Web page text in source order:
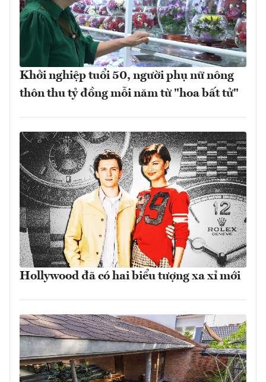
Khởi nghiệp tuổi 50, người phụ nữ nông
thôn thu tỷ đồng mỗi năm từ "hoa bất tử"
Hollywood đã có hai biểu tượng xa xỉ mới